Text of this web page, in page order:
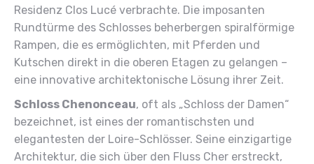
Residenz Clos Lucé verbrachte. Die imposanten
Rundtürme des Schlosses beherbergen spiralförmige
Rampen, die es ermöglichten, mit Pferden und
Kutschen direkt in die oberen Etagen zu gelangen –
eine innovative architektonische Lösung ihrer Zeit.
Schloss Chenonceau, oft als „Schloss der Damen“
bezeichnet, ist eines der romantischsten und
elegantesten der Loire-Schlösser. Seine einzigartige
Architektur, die sich über den Fluss Cher erstreckt,